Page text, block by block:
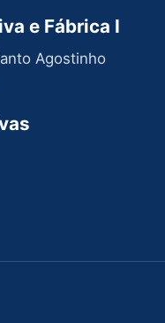
e Fábrica I
Agostinho